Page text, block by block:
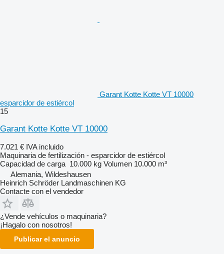
Garant Kotte Kotte VT 10000
esparcidor de estiércol
15
Garant Kotte Kotte VT 10000
7.021 € IVA incluido
Maquinaria de fertilización - esparcidor de estiércol
Capacidad de carga 10.000 kg Volumen 10.000 m³
Alemania, Wildeshausen
Heinrich Schröder Landmaschinen KG
Contacte con el vendedor
¿Vende vehículos o maquinaria?
¡Hagalo con nosotros!
Publicar el anuncio